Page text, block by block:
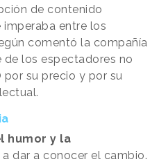
de contenido
entre los
comentó la compañía
de los espectadores no
por su precio y por su
l humor y la
a dar a conocer el cambio.